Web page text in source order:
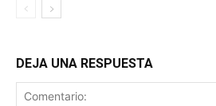
DEJA UNA RESPUESTA